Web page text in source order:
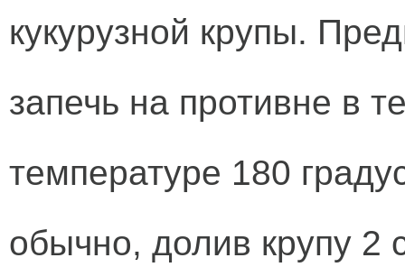
кукурузной крупы.
запечь на противне в
температуре 180
обычно, долив крупу 2